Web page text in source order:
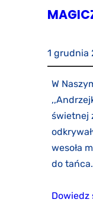
1 grudnia
W
świetnej
wesoła
do
Dowiedz